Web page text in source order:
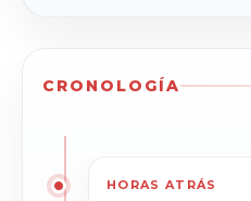
CRONOLOGÍA
HORAS ATRÁS